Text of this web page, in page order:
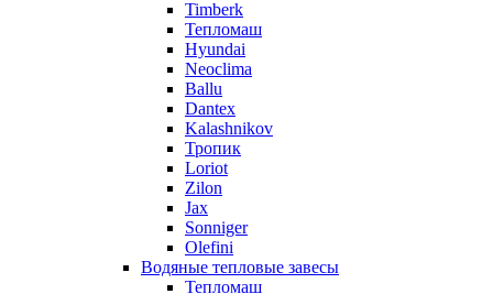
Timberk
Тепломаш
Hyundai
Neoclima
Ballu
Dantex
Kalashnikov
Тропик
Loriot
Zilon
Jax
Sonniger
Olefini
Водяные тепловые завесы
Тепломаш